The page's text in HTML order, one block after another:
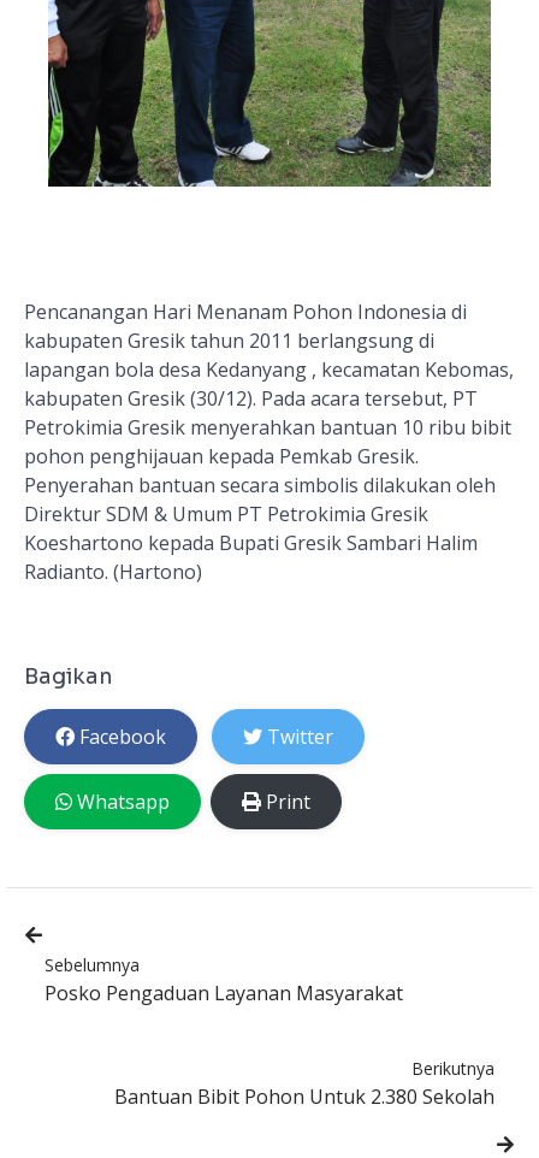
Pencanangan Hari Menanam Pohon Indonesia di
kabupaten Gresik tahun 2011 berlangsung di
lapangan bola desa Kedanyang , kecamatan Kebomas,
kabupaten Gresik (30/12). Pada acara tersebut, PT
Petrokimia Gresik menyerahkan bantuan 10 ribu bibit
pohon penghijauan kepada Pemkab Gresik.
Penyerahan bantuan secara simbolis dilakukan oleh
Direktur SDM & Umum PT Petrokimia Gresik
Koeshartono kepada Bupati Gresik Sambari Halim
Radianto. (Hartono)
Bagikan
Facebook Twitter
Whatsapp Print
Sebelumnya
Posko Pengaduan Layanan Masyarakat
Berikutnya
Bantuan Bibit Pohon Untuk 2.380 Sekolah